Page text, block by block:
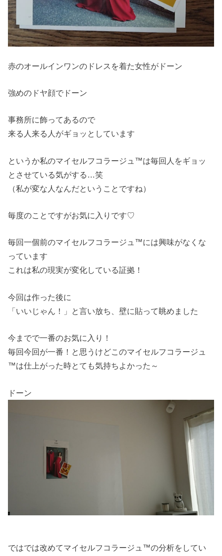
赤のオールインワンのドレスを着た女性がドーン
強めのドヤ顔でドーン
事務所に飾ってあるので
来る人来る人がギョッとしています
というか私のマイセルフコラージュ™は毎回人をギョッ
とさせている気がする…笑
（私が変な人なんだということですね）
毎度のことですがお気に入りです♡
毎回一個前のマイセルフコラージュ™には興味がなくな
っています
これは私の現実が変化している証拠！
今回は作った後に
「いいじゃん！」と言い放ち、壁に貼って眺めました
今までで一番のお気に入り！
毎回今回が一番！と思うけどこのマイセルフコラージュ
™は仕上がった時とても気持ちよかった～
ドーン
ではでは改めてマイセルフコラージュ™の分析をしてい